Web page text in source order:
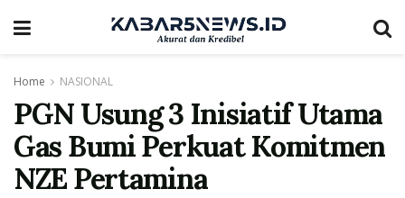
Home NASIONAL
PGN Usung 3 Inisiatif Utama
Gas Bumi Perkuat Komitmen
NZE Pertamina